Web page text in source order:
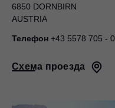
6850 DORNBIRN
AUSTRIA
Телефон +43 5578 705 - 0
Схема проезда